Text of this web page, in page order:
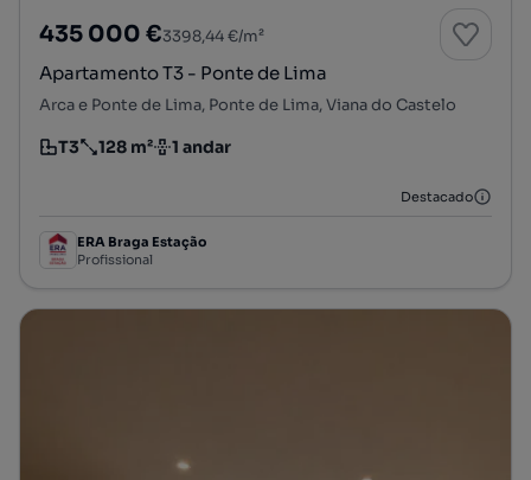
435 000 €3398,44 €/m²
Apartamento T3 - Ponte de Lima
Arca e Ponte de Lima, Ponte de Lima, Viana do Castelo
Tipologia
T3
Preço por metro quadrado
128 m²
Andar 1 andar
Destacado
ERA Braga Estação
Profissional